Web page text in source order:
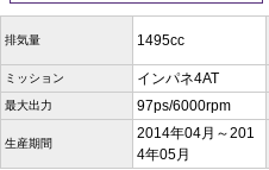
排気量 1495cc
ミッション インパネ4AT
最大出力 97ps/6000rpm
生産期間
2014年04月～201
4年05月